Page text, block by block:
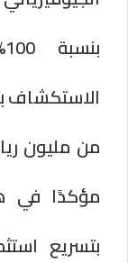
مؤكدًا في
بتسريع